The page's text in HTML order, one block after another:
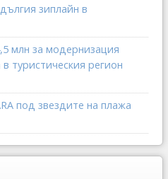
зиплайн в
млн за модернизация
туристическия регион
под звездите на плажа